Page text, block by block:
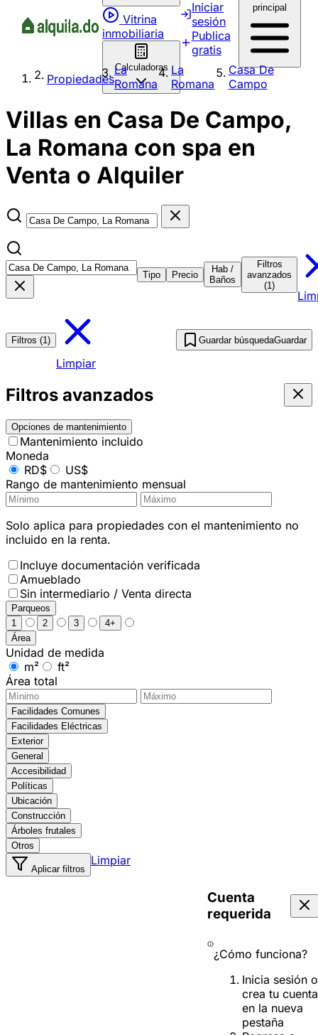
Vitrina
inmobiliaria
Calculadoras
Iniciar
sesión
Publica
gratis
principal
Propiedades
La
Romana
La
Romana
Casa De
Campo
Villas en Casa De Campo,
La Romana con spa en
Venta o Alquiler
Tipo Precio
Hab /
Baños
Filtros
avanzados
(1)
Filtros (1)
Limpiar
Guardar búsquedaGuardar
Filtros avanzados
Opciones de mantenimiento
Mantenimiento incluido
Moneda
RD$
US$
Rango de mantenimiento mensual
Solo aplica para propiedades con el mantenimiento no
incluido en la renta.
Incluye documentación verificada
Amueblado
Sin intermediario / Venta directa
Parqueos
1
2 3
4+
Área
Unidad de medida
m²
ft²
Área total
Facilidades Comunes
Facilidades Eléctricas
Exterior
General
Accesibilidad
Políticas
Ubicación
Construcción
Árboles frutales
Otros
Aplicar filtros
Limpiar
Cuenta
requerida
¿Cómo funciona?
Inicia sesión o
crea tu cuenta
en la nueva
pestaña